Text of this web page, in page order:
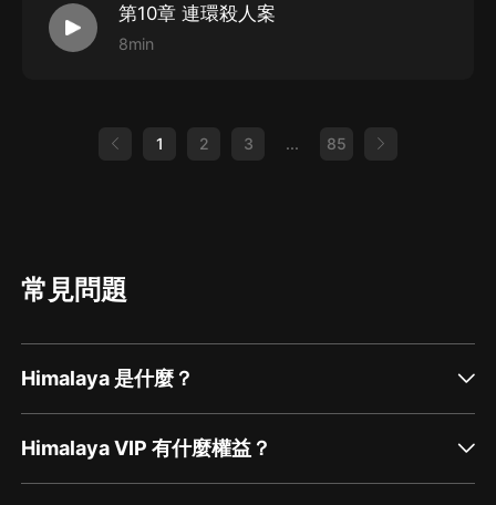
第10章 連環殺人案
8min
1 2 3 ... 85
常見問題
Himalaya 是什麼？
Himalaya VIP 有什麼權益？